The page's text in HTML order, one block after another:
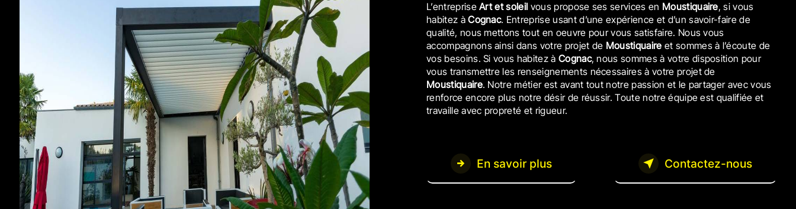
L’entrepriseArt et soleil vous propose ses services en Moustiquaire, si vous
habitez àCognac. Entreprise usant d’une expérience et d’un savoir-faire de
qualité, nous mettons tout en oeuvre pour vous satisfaire. Nous vous
accompagnons ainsi dans votre projet de Moustiquaire et sommes à l’écoute de
vos besoins. Si vous habitez à Cognac, nous sommes à votre disposition pour
vous transmettre les renseignements nécessaires à votre projet de
Moustiquaire. Notre métier est avant tout notre passion et le partager avec vous
renforce encore plus notre désir de réussir. Toute notre équipe est qualifiée et
travaille avec propreté et rigueur.
En savoir plus Contactez-nous